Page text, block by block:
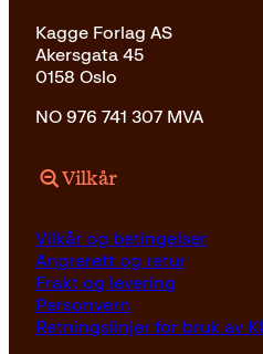
Kagge Forlag AS
Akersgata 45
0158 Oslo
NO 976 741 307 MVA
Vilkår
Vilkår og betingelser
Angrerett og retur
Frakt og levering
Personvern
Retningslinjer for bruk av KI